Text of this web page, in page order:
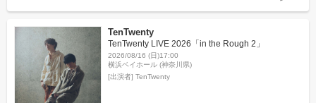
TenTwenty
TenTwenty LIVE 2026「in the Rough 2」
2026/08/16 (日)17:00
横浜ベイホール (神奈川県)
[出演者] TenTwenty